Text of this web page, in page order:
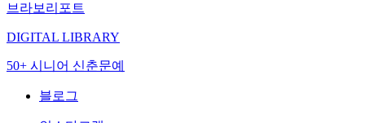
브라보리포트
DIGITAL LIBRARY
50+ 시니어 신춘문예
블로그